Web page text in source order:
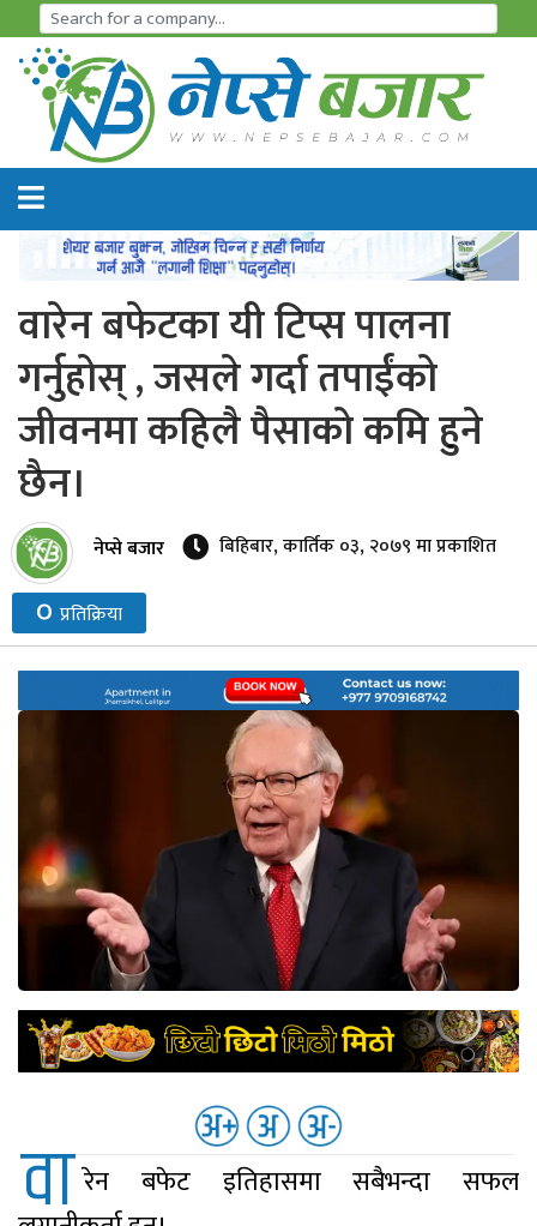
समाचार
अर्थतन्त्र
शेयर
बजार
आइ
पि
ओ
हाइड्रो
पावर
नेप्से
प्रमुख
समाचार
वित्त
अन्य
वारेन बफेटका यी टिप्स पालना
गर्नुहोस् , जसले गर्दा तपाईंको
जीवनमा कहिलै पैसाको कमि हुने
छैन।
नेप्से बजार बिहिबार, कार्तिक ०३, २०७९ मा प्रकाशित
० प्रतिक्रिया
वा रेन बफेट इतिहासमा सबैभन्दा सफल